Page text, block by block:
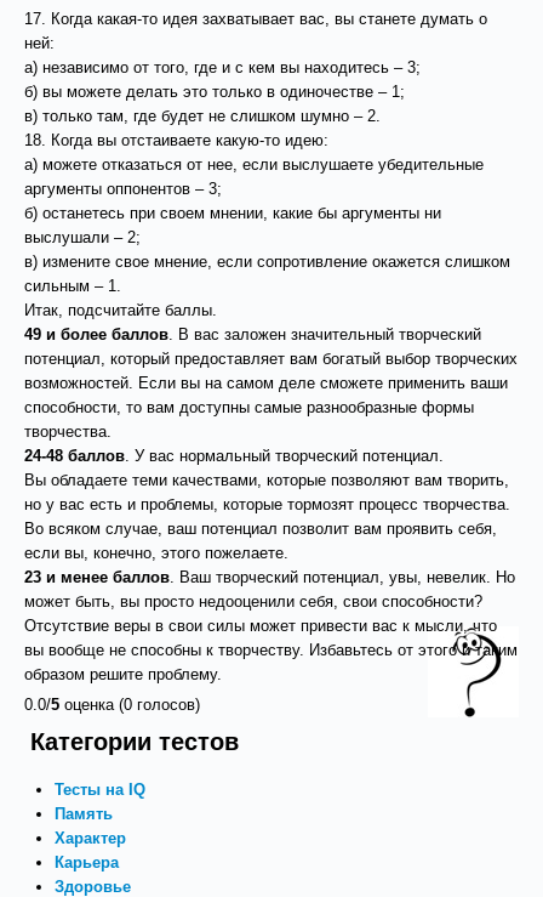
17. Когда какая-то идея захватывает вас, вы станете думать о
ней:
а) независимо от того, где и с кем вы находитесь – 3;
б) вы можете делать это только в одиночестве – 1;
в) только там, где будет не слишком шумно – 2.
18. Когда вы отстаиваете какую-то идею:
а) можете отказаться от нее, если выслушаете убедительные
аргументы оппонентов – 3;
б) останетесь при своем мнении, какие бы аргументы ни
выслушали – 2;
в) измените свое мнение, если сопротивление окажется слишком
сильным – 1.
Итак, подсчитайте баллы.
49 и более баллов. В вас заложен значительный творческий
потенциал, который предоставляет вам богатый выбор творческих
возможностей. Если вы на самом деле сможете применить ваши
способности, то вам доступны самые разнообразные формы
творчества.
24-48 баллов. У вас нормальный творческий потенциал.
Вы обладаете теми качествами, которые позволяют вам творить,
но у вас есть и проблемы, которые тормозят процесс творчества.
Во всяком случае, ваш потенциал позволит вам проявить себя,
если вы, конечно, этого пожелаете.
23 и менее баллов. Ваш творческий потенциал, увы, невелик. Но
может быть, вы просто недооценили себя, свои способности?
Отсутствие веры в свои силы может привести вас к мысли, что
вы вообще не способны к творчеству. Избавьтесь от этого и таким
образом решите проблему.
0.0/5 оценка (0 голосов)
Категории тестов
Тесты на IQ
Память
Характер
Карьера
Здоровье